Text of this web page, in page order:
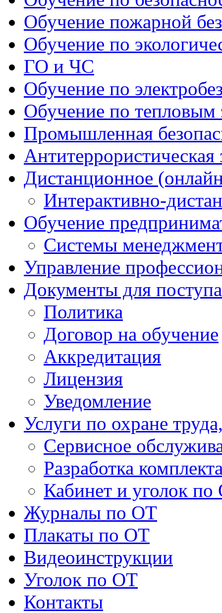
Обучение пожарной
Обучение по
ГО и ЧС
Обучение по
Обучение по тепловым
Промышленная
Дистанционное
Интерактивно-
Обучение
Системы
Управление
Документы для
Политика
Договор на обучение
Аккредитация
Лицензия
Уведомление
Услуги по охране
Сервисное
Разработка
Кабинет и уголок
Журналы по ОТ
Плакаты по ОТ
Видеоинструкции
Уголок по ОТ
Контакты